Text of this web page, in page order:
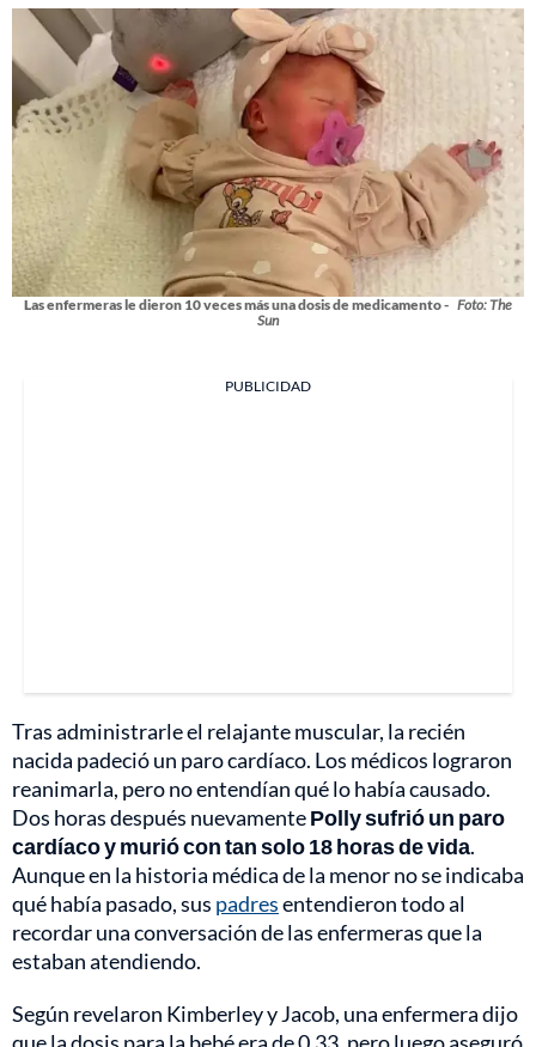
Las enfermeras le dieron 10 veces más una dosis de medicamento - Foto: The
Sun
PUBLICIDAD
Tras administrarle el relajante muscular, la recién
nacida padeció un paro cardíaco. Los médicos lograron
reanimarla, pero no entendían qué lo había causado.
Dos horas después nuevamentePolly sufrió un paro
cardíaco y murió con tan solo 18 horas de vida.
Aunque en la historia médica de la menor no se indicaba
qué había pasado, sus padresentendieron todo al
recordar una conversación de las enfermeras que la
estaban atendiendo.
Según revelaron Kimberley y Jacob, una enfermera dijo